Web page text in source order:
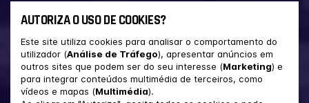
AUTORIZA O USO DE COOKIES?
Este site utiliza cookies para analisar o comportamento do
utilizador (Análise de Tráfego), apresentar anúncios em
outros sites que podem ser do seu interesse (Marketing) e
para integrar conteúdos multimédia de terceiros, como
vídeos e mapas (Multimédia).